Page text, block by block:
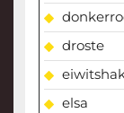
droste
elsa